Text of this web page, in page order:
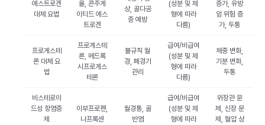
에스트로겐
대체 요법
올, 콘주게
이티드 에스
트로겐
상, 골다공
증 예방
(성분 및 제
형에 따라
다름)
증가, 유방
암 위험 증
가, 두통
프로게스테
론 대체 요
법
프로게스테
론, 메드록
시프로게스
테론
불규칙 월
경, 폐경기
관리
급여/비급여
(성분 및 제
형에 따라
다름)
체중 변화,
기분 변화,
두통
비스테로이
드성 항염증
제
이부프로펜,
나프록센
월경통, 골
반염
급여/비급여
(성분 및 제
형에 따라
위장관 문
제, 신장 문
제, 혈압 상